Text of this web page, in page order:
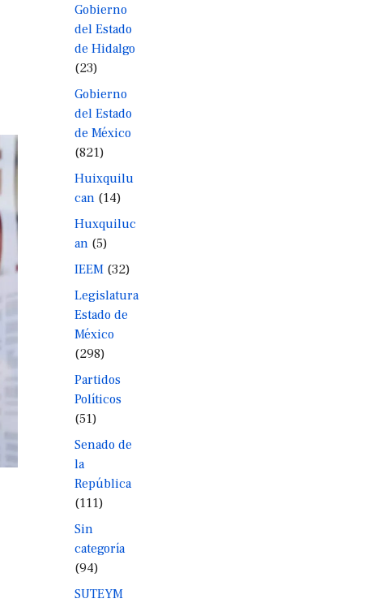
Gobierno
del Estado
de Hidalgo
(23)
Gobierno
del Estado
de México
(821)
Huixquilu
can (14)
Huxquiluc
an (5)
IEEM (32)
Legislatura
Estado de
México
(298)
Partidos
Políticos
(51)
Senado de
la
República
(111)
Sin
categoría
(94)
SUTEYM